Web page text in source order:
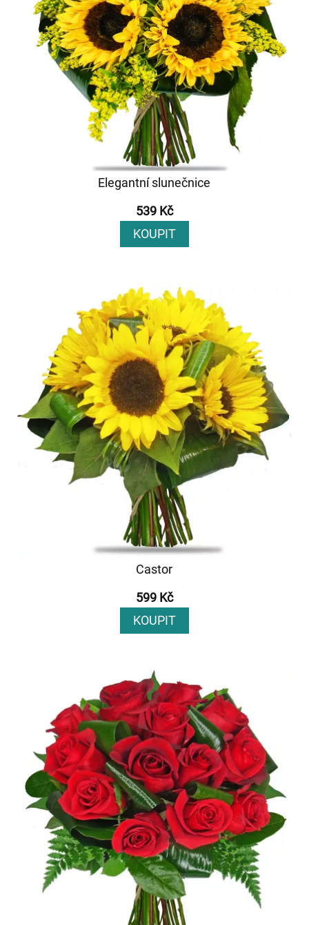
Elegantní slunečnice
539 Kč
KOUPIT
Castor
599 Kč
KOUPIT